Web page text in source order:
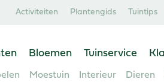
Activiteiten Plantengids Tuintips
Bloemen Tuinservice
Moestuin Interieur Dieren